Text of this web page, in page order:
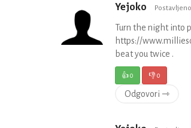
Yejoko
Turn the night into
https://
beat you twice .
👍0 👎0
Odgovori ⇾